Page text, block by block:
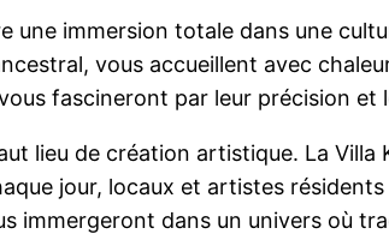
une immersion totale dans une
vous accueillent avec
fascineront par leur précision et
lieu de création artistique. La
jour, locaux et artistes
immergeront dans un univers où